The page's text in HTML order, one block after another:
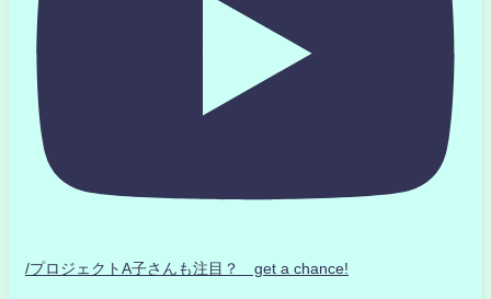
/プロジェクトA子さんも注目？ get a chance!